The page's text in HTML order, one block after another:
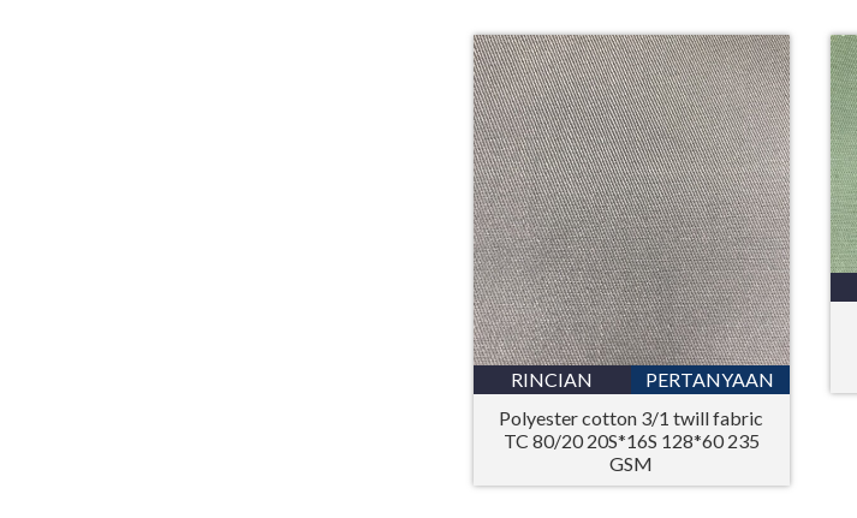
RINCIAN
PERTANYAAN
Polyester cotton 3/1 twill fabric
TC 80/20 20S*16S 128*60 235
GSM